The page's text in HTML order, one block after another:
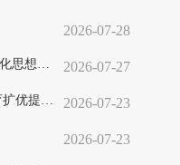
2026-07-28
擦亮中华文明重要名片——习近平文化思想引领中国世界遗产申报保护工作壮阔实践 2026-07-27
落实立德树人根本任务 推进基础教育扩优提质 习近平总书记重要指示为开创基础教育高质量发展新局面凝聚奋进力量 2026-07-23
2026-07-23